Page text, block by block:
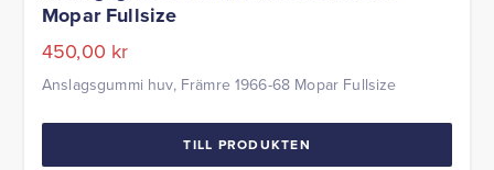
Mopar Fullsize
450,00 kr
Anslagsgummi huv, Främre 1966-68 Mopar Fullsize
TILL PRODUKTEN